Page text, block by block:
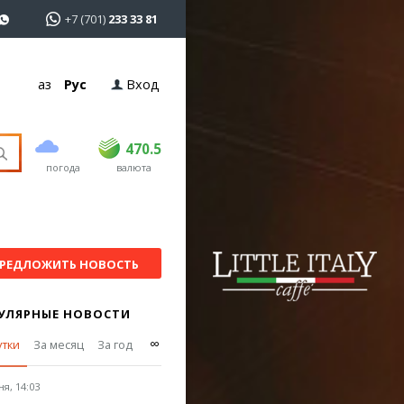
+7 (701) 233 33 81
Қаз Рус Вход
погода
470.5
USD 469 470.5
EUR валюта
НОВОСТЬ
НОВОСТИ
За месяц За год ∞
14:03